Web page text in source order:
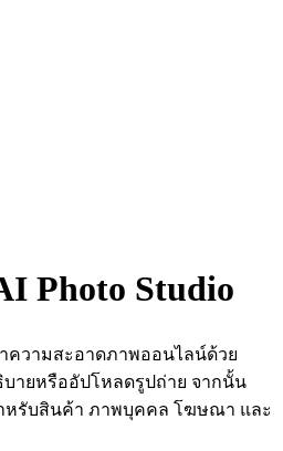
Photo Studio
ความสะอาดภาพออนไลน์ด้วย
บายหรืออัปโหลดรูปถ่าย จากนั้น
หรับสินค้า ภาพบุคคล โฆษณา และ